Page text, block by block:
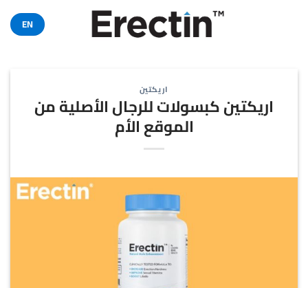
EN
اريكتين
اريكتين كبسولات للرجال الأصلية من
الموقع الأم